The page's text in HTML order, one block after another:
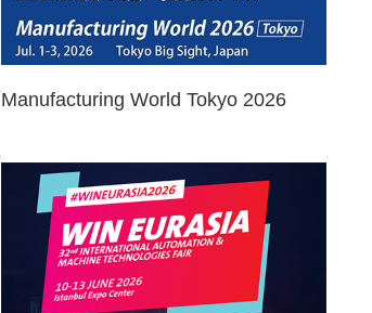
Manufacturing World Tokyo 2026